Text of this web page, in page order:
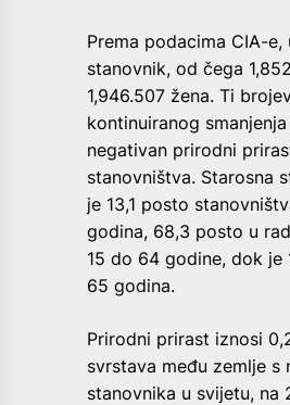
Prema podacima CIA-e,
stanovnik, od čega
1,946.507 žena. Ti
kontinuiranog
negativan prirodni
stanovništva. Starosna
je 13,1 posto
godina, 68,3 posto u
15 do 64 godine, dok
65 godina.
Prirodni prirast iznosi
svrstava među zemlje s
stanovnika u svijetu, na